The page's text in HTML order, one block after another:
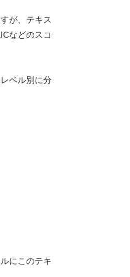
が、テキス
などのスコ
ベル別に分
にこのテキ